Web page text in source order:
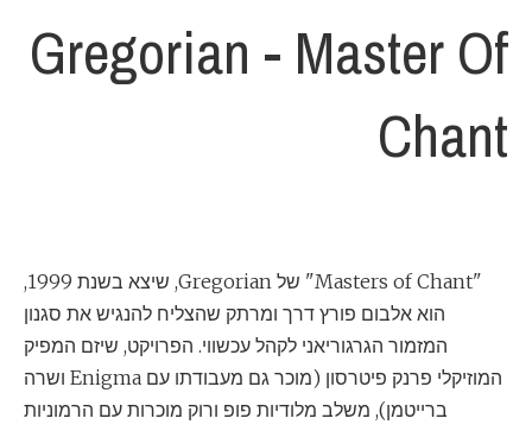
Gregorian - Master Of
Chant
"Masters of Chant" של Gregorian, שיצא בשנת 1999,
הוא אלבום פורץ דרך ומרתק שהצליח להנגיש את סגנון
המזמור הגרגוריאני לקהל עכשווי. הפרויקט, שיזם המפיק
המוזיקלי פרנק פיטרסון (מוכר גם מעבודתו עם Enigma ושרה
ברייטמן), משלב מלודיות פופ ורוק מוכרות עם הרמוניות